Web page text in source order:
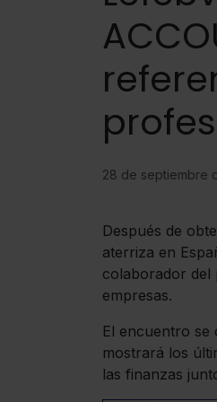
28 de septiembre
Después de
aterriza en
colaborador del
empresas.
El encuentro se
mostrará los
las finanzas